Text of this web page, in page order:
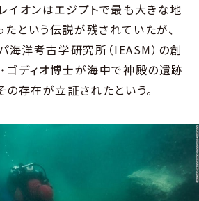
イオンはエジプトで最も大きな地
という伝説が残されていたが、
海洋考古学研究所（IEASM）の創
ゴディオ博士が海中で神殿の遺跡
の存在が立証されたという。